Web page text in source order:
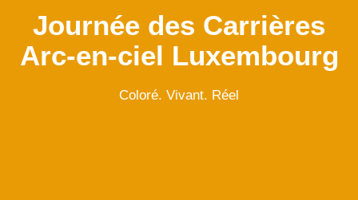
Journée des Carrières
Arc-en-ciel Luxembourg
Coloré. Vivant. Réel